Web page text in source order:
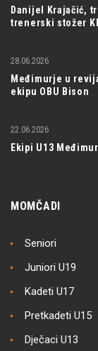
Danijel Krajačić,
trenerski stožer
Međimurje u
ekipu OBU Bison
28.06.2026
Ekipi U13
22.06.2026
MOMČADI
Seniori
Juniori U19
Kadeti U17
Pretkadeti U15
Dječaci U13